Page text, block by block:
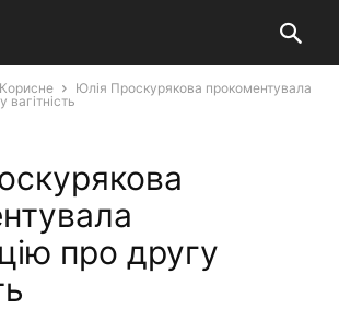
Юлія Проскурякова прокоментувала
про другу